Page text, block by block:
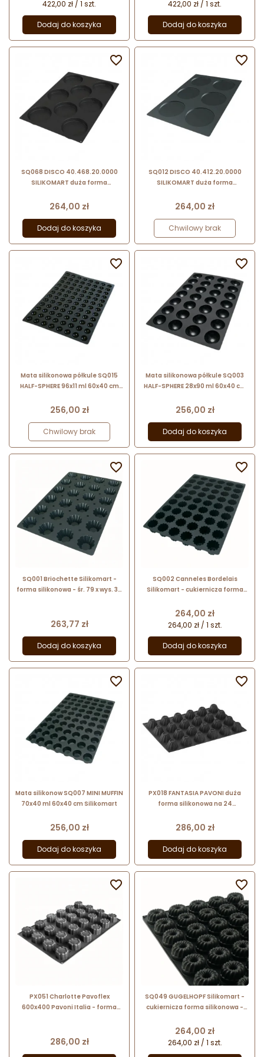
422,00 zł / 1 szt.
Dodaj do koszyka
422,00 zł / 1 szt.
Dodaj do koszyka
SQ068 DISCO 40.468.20.0000
SILIKOMART duża forma
Cena
264,00 zł
Dodaj do koszyka

SQ012 DISCO 40.412.20.0000
SILIKOMART duża forma
Cena
264,00 zł
Chwilowy brak

Mata silikonowa półkule SQ015
HALF-SPHERE 96x11 ml 60x40 cm
Cena
256,00 zł
Chwilowy brak

Mata silikonowa półkule SQ003
HALF-SPHERE 28x90 ml 60x40 cm
Cena
256,00 zł
Dodaj do koszyka

SQ001 Briochette Silikomart -
forma silikonowa - śr. 79 x wys. 35
Cena
263,77 zł
Dodaj do koszyka

SQ002 Canneles Bordelais
Silikomart - cukiernicza forma
poj. 80 ml x 54 porcji
Cena
264,00 zł
264,00 zł / 1 szt.
Dodaj do koszyka

Mata silikonow SQ007 MINI MUFFIN
70x40 ml 60x40 cm Silikomart
Cena
256,00 zł
Dodaj do koszyka

PX018 FANTASIA PAVONI duża
forma silikonowa na 24
75 x h 48 mm
Cena
286,00 zł
Dodaj do koszyka

PX051 Charlotte Pavoflex
600x400 Pavoni Italia - forma
Cena
286,00 zł

SQ049 GUGELHOPF Silikomart -
cukiernicza forma silikonowa -
mm / poj. 80 ml x 35 porcji
Cena
264,00 zł
264,00 zł / 1 szt.
